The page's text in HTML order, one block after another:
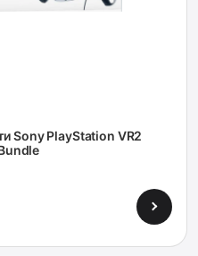
Sony PlayStation VR2